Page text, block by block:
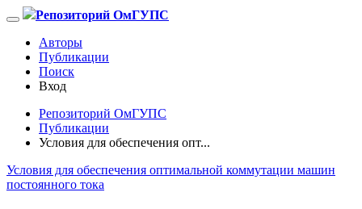
Репозиторий ОмГУПС
Авторы
Публикации
Поиск
Вход
Репозиторий ОмГУПС
Публикации
Условия для обеспечения опт...
Условия для обеспечения оптимальной коммутации машин
постоянного тока